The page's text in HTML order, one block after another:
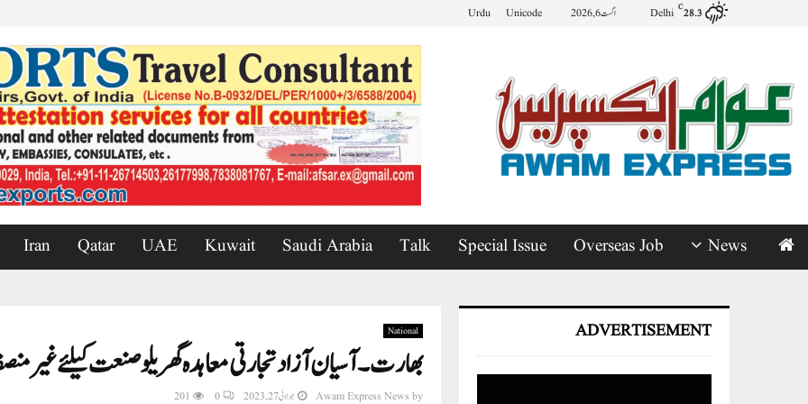
28.3
C
Delhi اگست 6, 2026 Unicode
Urdu
News
Overseas Job
Special Issue
Talk
Saudi Arabia
Kuwait
UAE
Qatar
Iran
National
بھارت۔آسیان آزاد تجارتی معاہدہ گھریلو صنعت کیلئے
by
Awam Express News جولائی 27, 2023 0
201
ADVERTISEMENT